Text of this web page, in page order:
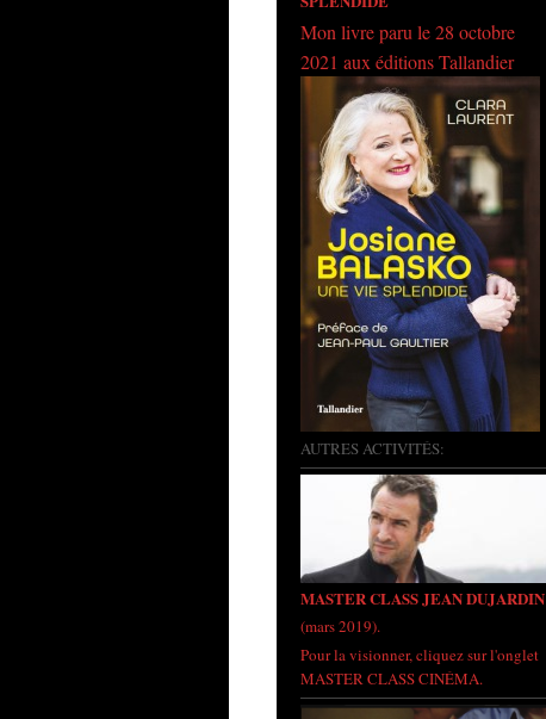
Mon livre paru le 28 octobre
2021 aux éditions Tallandier
AUTRES ACTIVITÉS:
MASTER CLASS JEAN DUJARDIN
(mars 2019).
Pour la visionner, cliquez sur l'onglet
MASTER CLASS CINÉMA.